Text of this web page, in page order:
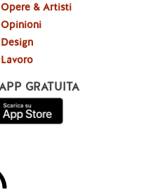
Opere & Artisti
Opinioni
Design
Lavoro
GRATUITA